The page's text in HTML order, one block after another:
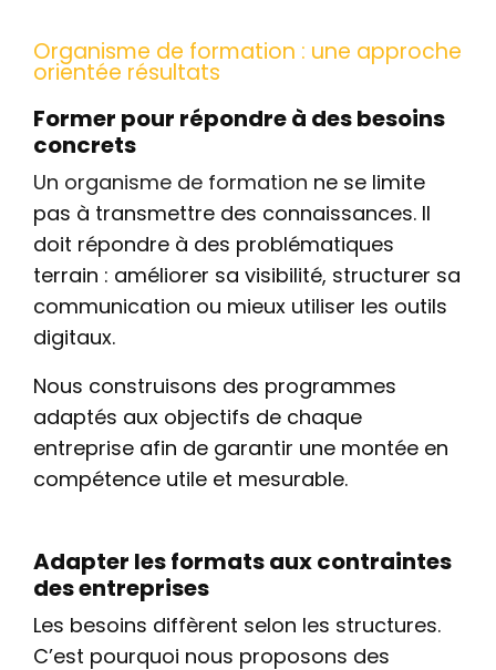
Organisme de formation : une approche
orientée résultats
Former pour répondre à des besoins
concrets
Un organisme de formation ne se limite
pas à transmettre des connaissances. Il
doit répondre à des problématiques
terrain : améliorer sa visibilité, structurer sa
communication ou mieux utiliser les outils
digitaux.
Nous construisons des programmes
adaptés aux objectifs de chaque
entreprise afin de garantir une montée en
compétence utile et mesurable.
Adapter les formats aux contraintes
des entreprises
Les besoins diffèrent selon les structures.
C’est pourquoi nous proposons des